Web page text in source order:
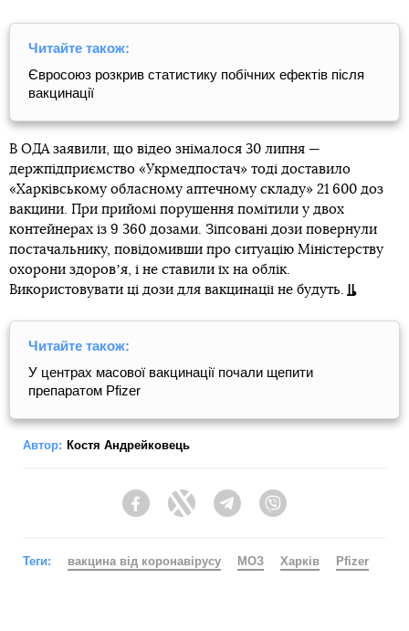
Читайте також:
Євросоюз розкрив статистику побічних ефектів після
вакцинації
В ОДА заявили, що відео знімалося 30 липня —
держпідприємство «Укрмедпостач» тоді доставило
«Харківському обласному аптечному складу» 21 600 доз
вакцини. При прийомі порушення помітили у двох
контейнерах із 9 360 дозами. Зіпсовані дози повернули
постачальнику, повідомивши про ситуацію Міністерству
охорони здоровʼя, і не ставили їх на облік.
Використовувати ці дози для вакцинації не будуть.
Читайте також:
У центрах масової вакцинації почали щепити
препаратом Pfizer
Автор: Костя Андрейковець
FacebookTwitter Telegram
Теги: вакцина від коронавірусу МОЗ Харків Pfizer